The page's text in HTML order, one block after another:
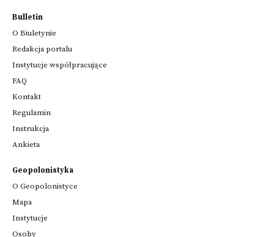
Bulletin
O Biuletynie
Redakcja portalu
Instytucje współpracujące
FAQ
Kontakt
Regulamin
Instrukcja
Ankieta
Geopolonistyka
O Geopolonistyce
Mapa
Instytucje
Osoby